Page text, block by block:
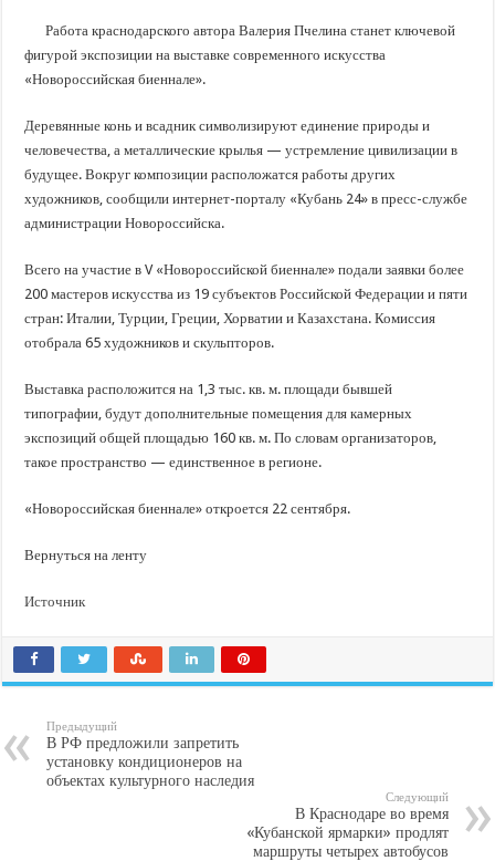
Важные правила обращения в вашу страховую компанию
В городах и районах Кубани отметили День России
Работа краснодарского автора Валерия Пчелина станет ключевой
фигурой экспозиции на выставке современного искусства
«Новороссийская биеннале».
Деревянные конь и всадник символизируют единение природы и
человечества, а металлические крылья — устремление цивилизации в
будущее. Вокруг композиции расположатся работы других
художников, сообщили интернет-порталу «Кубань 24» в пресс-службе
администрации Новороссийска.
Всего на участие в V «Новороссийской биеннале» подали заявки более
200 мастеров искусства из 19 субъектов Российской Федерации и пяти
стран: Италии, Турции, Греции, Хорватии и Казахстана. Комиссия
отобрала 65 художников и скульпторов.
Выставка расположится на 1,3 тыс. кв. м. площади бывшей
типографии, будут дополнительные помещения для камерных
экспозиций общей площадью 160 кв. м. По словам организаторов,
такое пространство — единственное в регионе.
«Новороссийская биеннале» откроется 22 сентября.
Вернуться на ленту
Источник
Предыдущий
В РФ предложили запретить
установку кондиционеров на
объектах культурного наследия
Следующий
В Краснодаре во время
«Кубанской ярмарки» продлят
маршруты четырех автобусов